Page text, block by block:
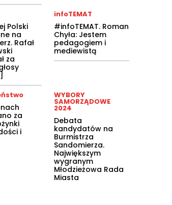
Polski
na
Rafał
za
infoTEMAT
#infoTEMAT. Roman
Chyła: Jestem
pedagogiem i
mediewistą
za
i
WYBORY
SAMORZĄDOWE
2024
Debata
kandydatów na
Burmistrza
Sandomierza.
Największym
wygranym
Młodzieżowa Rada
Miasta